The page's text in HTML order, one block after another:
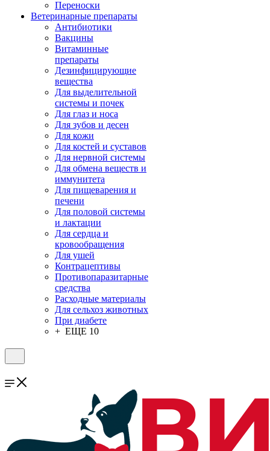
Переноски
Ветеринарные препараты
Антибиотики
Вакцины
Витаминные
препараты
Дезинфицирующие
вещества
Для выделительной
системы и почек
Для глаз и носа
Для зубов и десен
Для кожи
Для костей и суставов
Для нервной системы
Для обмена веществ и
иммунитета
Для пищеварения и
печени
Для половой системы
и лактации
Для сердца и
кровообращения
Для ушей
Контрацептивы
Противопаразитарные
средства
Расходные материалы
Для сельхоз животных
При диабете
+ ЕЩЕ 10